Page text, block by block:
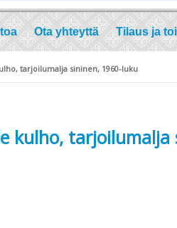
Ota yhteyttä Tilaus ja
tarjoilumalja sininen, 1960-luku
kulho, tarjoilumalja